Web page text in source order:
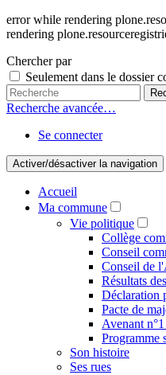
error while rendering
rendering
Chercher par
Seulement dans le dossier
Recherche avancée…
Se connecter
Activer/désactiver la navigation
Accueil
Ma commune
Vie politique
Collège
Conseil
Conseil de
Résultats
Déclaration
Pacte de
Avenant
Programme
Son histoire
Ses rues